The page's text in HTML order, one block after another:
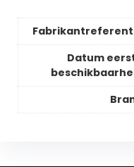
Datum